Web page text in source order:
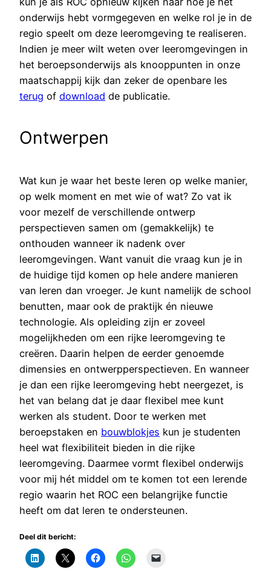
onderwijs hebt vormgegeven en welke rol je in de
regio speelt om deze leeromgeving te realiseren.
Indien je meer wilt weten over leeromgevingen in
het beroepsonderwijs als knooppunten in onze
maatschappij kijk dan zeker de openbare les
terug of download de publicatie.
Ontwerpen
Wat kun je waar het beste leren op welke manier,
op welk moment en met wie of wat? Zo vat ik
voor mezelf de verschillende ontwerp
perspectieven samen om (gemakkelijk) te
onthouden wanneer ik nadenk over
leeromgevingen. Want vanuit die vraag kun je in
de huidige tijd komen op hele andere manieren
van leren dan vroeger. Je kunt namelijk de school
benutten, maar ook de praktijk én nieuwe
technologie. Als opleiding zijn er zoveel
mogelijkheden om een rijke leeromgeving te
creëren. Daarin helpen de eerder genoemde
dimensies en ontwerpperspectieven. En wanneer
je dan een rijke leeromgeving hebt neergezet, is
het van belang dat je daar flexibel mee kunt
werken als student. Door te werken met
beroepstaken en bouwblokjes kun je studenten
heel wat flexibiliteit bieden in die rijke
leeromgeving. Daarmee vormt flexibel onderwijs
voor mij hét middel om te komen tot een lerende
regio waarin het ROC een belangrijke functie
heeft om dat leren te ondersteunen.
Deel dit bericht: